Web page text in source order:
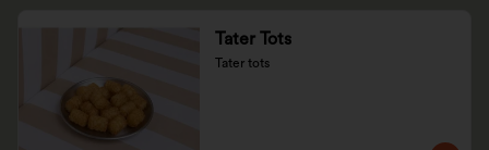
Tater Tots
Tater tots